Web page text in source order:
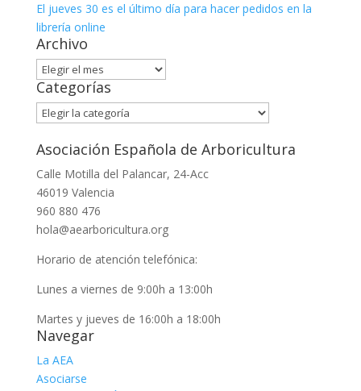
El jueves 30 es el último día para hacer pedidos en la
librería online
Archivo
Archivo
Categorías
Categorías
Asociación Española de Arboricultura
Calle Motilla del Palancar, 24-Acc
46019 Valencia
960 880 476
hola@aearboricultura.org
Horario de atención telefónica:
Lunes a viernes de 9:00h a 13:00h
Martes y jueves de 16:00h a 18:00h
Navegar
La AEA
Asociarse